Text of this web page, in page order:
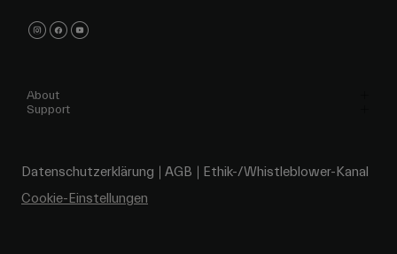
About
Support
Datenschutzerklärung AGB
Ethik-/Whistleblower-Kanal
Cookie-Einstellungen